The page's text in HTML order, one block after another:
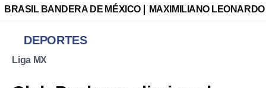
BRASIL BANDERA DE MÉXICO MAXIMILIANO
DEPORTES
Liga MX